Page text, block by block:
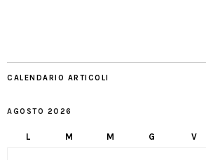
CALENDARIO ARTICOLI
AGOSTO 2026
L M M G V